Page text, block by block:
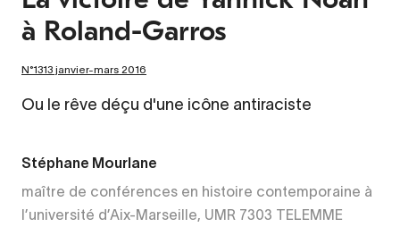
à Roland-Garros
N°1313 janvier-mars 2016
Ou le rêve déçu d'une icône antiraciste
Stéphane Mourlane
maître de conférences en histoire contemporaine à
l’université d’Aix-Marseille, UMR 7303 TELEMME